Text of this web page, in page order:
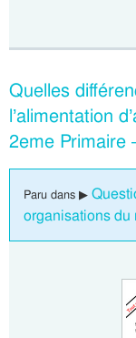
Quelles
l’alimentation
2eme Primaire
Paru dans ▶
organisations du